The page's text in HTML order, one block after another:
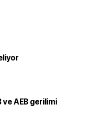
ve AEB gerilimi